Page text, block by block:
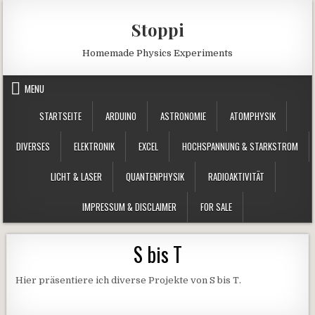
Stoppi
Homemade Physics Experiments
MENU
STARTSEITE
ARDUINO ASTRONOMIE ATOMPHYSIK
DIVERSES ELEKTRONIK EXCEL HOCHSPANNUNG & STARKSTROM
LICHT & LASER QUANTENPHYSIK RADIOAKTIVITÄT
IMPRESSUM & DISCLAIMER FOR SALE
S bis T
Hier präsentiere ich diverse Projekte von S bis T.